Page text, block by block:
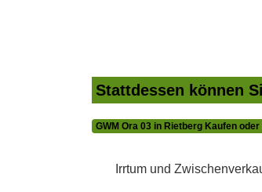
Stattdessen können
GWM Ora 03 in Rietberg Kaufen
Irrtum und